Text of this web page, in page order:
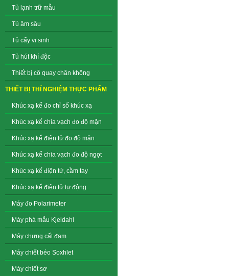
Tủ lạnh trữ mẫu
Tủ âm sâu
Tủ cấy vi sinh
Tủ hút khí độc
Thiết bị cô quay chân không
THIẾT BỊ THÍ NGHIỆM THỰC PHẨM
Khúc xạ kế đo chỉ số khúc xạ
Khúc xạ kế chia vạch đo độ mặn
Khúc xạ kế điện tử đo độ mặn
Khúc xạ kế chia vạch đo độ ngọt
Khúc xạ kế điện tử, cầm tay
Khúc xạ kế điện tử tự động
Máy đo Polarimeter
Máy phá mẫu Kjeldahl
Máy chưng cất đạm
Máy chiết béo Soxhlet
Máy chiết sơ